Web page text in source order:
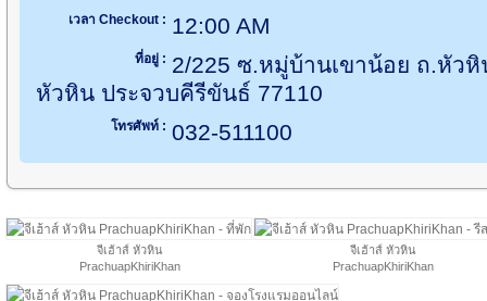
เวลา Checkout : 12:00 AM
ที่อยู่ : 2/225 ซ.หมู่บ้านเขาน้อย ถ.หัว
หัวหิน ประจวบคีรีขันธ์ 77110
โทรศัพท์ : 032-511100
จีเฮ้าส์ หัวหิน
PrachuapKhiriKhan
จีเฮ้าส์ หัวหิน
PrachuapKhiriKhan